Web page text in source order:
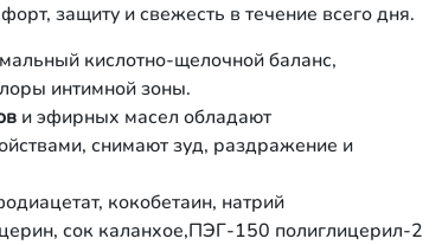
защиту и свежесть в течение всего дня.
кислотно-щелочной баланс,
интимной зоны.
и эфирных масел обладают
снимают зуд, раздражение и
кокобетаин, натрий
сок каланхое,ПЭГ-150 полиглицерил-2